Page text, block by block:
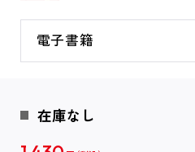
電子書籍
在庫なし